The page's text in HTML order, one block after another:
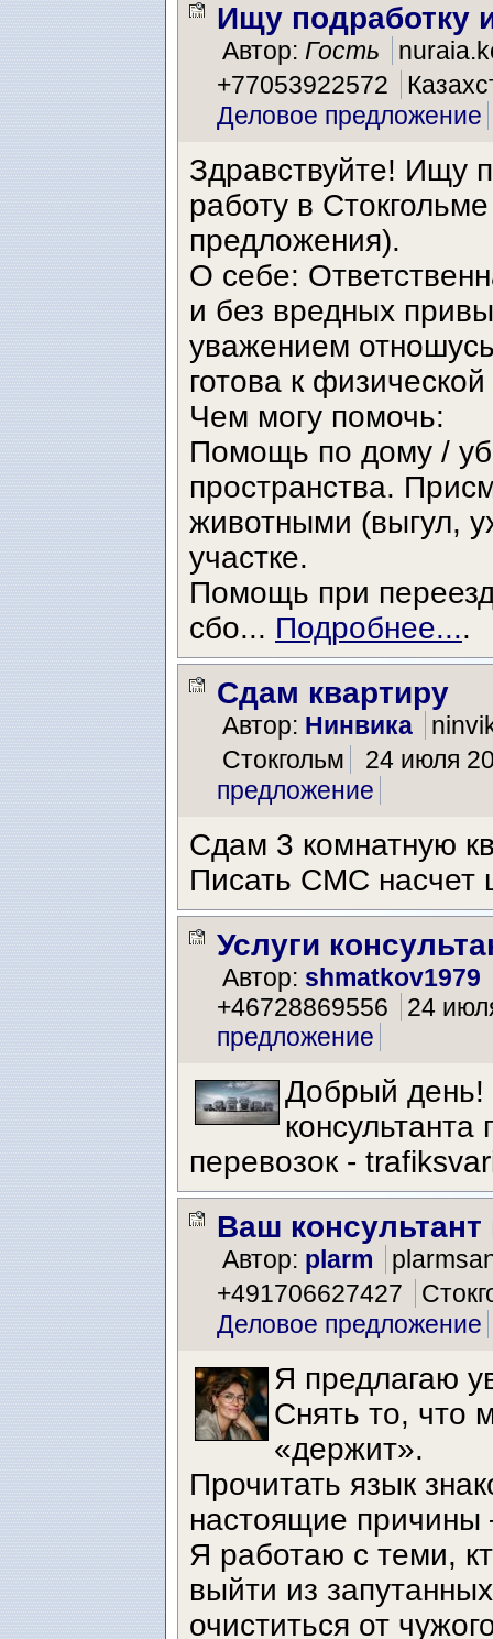
Ищу подработку
Автор: Гость
+77053922572
Деловое предложение
Здравствуйте! Ищу
работу в
предложения).
О себе:
и без вредных
уважением
готова к
Чем могу помочь:
Помощь по дому /
пространства.
животными (выгул,
участке.
Помощь при
сбо... Подробнее....
Сдам квартиру
Автор: Нинвика
Стокгольм
24 июля
предложение
Сдам 3 комнатную
Писать СМС насчет
Услуги
Автор: shmatkov1979
+46728869556
24
предложение
Добрый день!
консультанта
перевозок -
Ваш
Автор: plarm
+491706627427
Деловое предложение
Я предлагаю
Снять то, что
«держит».
Прочитать язык
настоящие
Я работаю с теми,
выйти из
очиститься от